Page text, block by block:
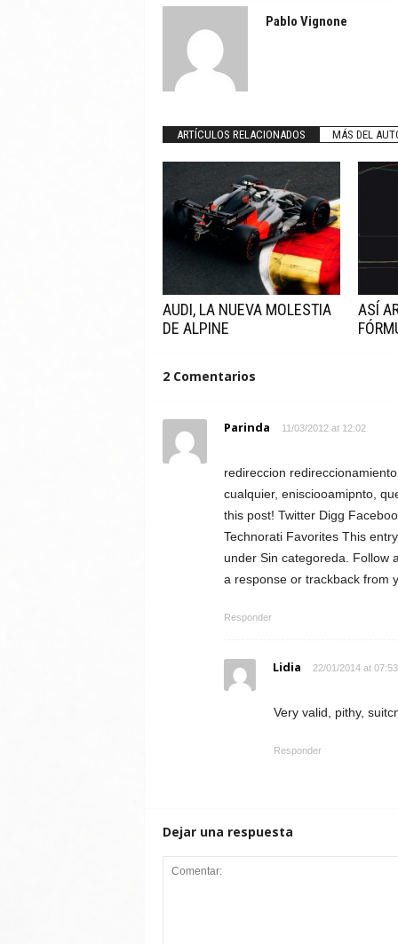
Pablo Vignone
ARTÍCULOS RELACIONADOS MÁS DEL
AUDI, LA NUEVA MOLESTIA
DE ALPINE
ASÍ
2 Comentarios
Parinda 11/03/2012 at 12:02
redireccion
cualquier, enisciooamipnto,
this post! Twitter Digg
Technorati Favorites This
under Sin categoreda. Follow
a response or trackback from
Responder
Lidia 22/01/2014 at 07:53
Very valid, pithy,
Responder
Dejar una respuesta